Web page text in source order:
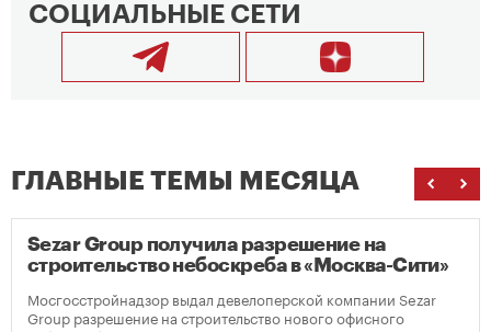
СОЦИАЛЬНЫЕ СЕТИ
ГЛАВНЫЕ ТЕМЫ МЕСЯЦА
Sezar Group получила разрешение на
строительство небоскреба в «Москва-Сити»
Мосгосстройнадзор выдал девелоперской компании Sezar
Group разрешение на строительство нового офисного